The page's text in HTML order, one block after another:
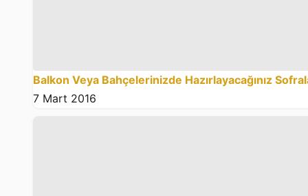
Balkon Veya Bahçelerinizde Hazırlayacağınız
7 Mart 2016